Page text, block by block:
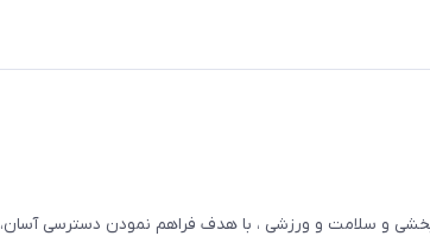
و سلامت و ورزشی ، با هدف فراهم نمودن دسترسی آسان،